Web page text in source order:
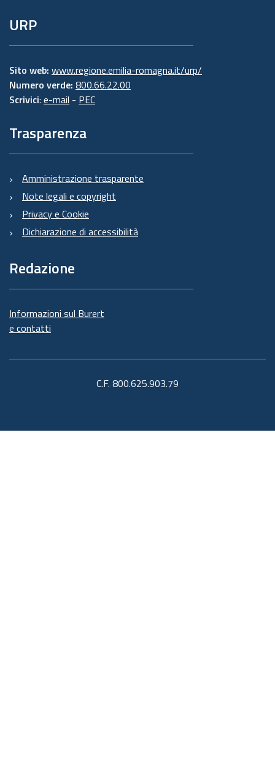
URP
Sito web: www.regione.emilia-romagna.it/urp/
Numero verde: 800.66.22.00
Scrivici: e-mail - PEC
Trasparenza
Amministrazione trasparente
Note legali e copyright
Privacy e Cookie
Dichiarazione di accessibilità
Redazione
Informazioni sul Burert
e contatti
C.F. 800.625.903.79